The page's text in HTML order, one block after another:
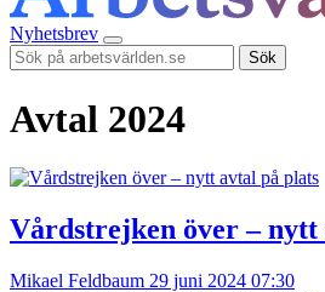
Nyhetsbrev
Sök
Avtal 2024
Vårdstrejken över – nytt
Mikael Feldbaum 29 juni 2024 07:30